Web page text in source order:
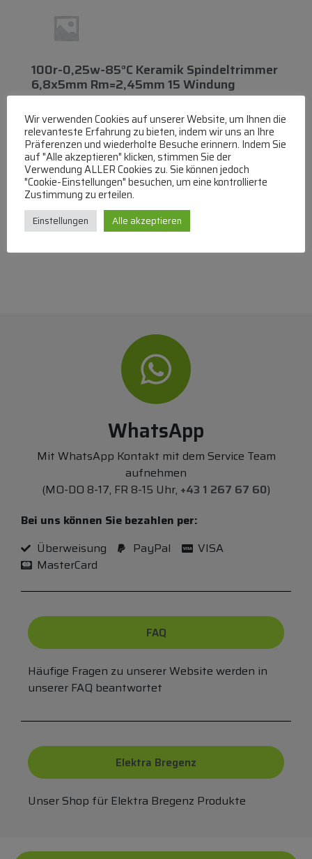
100r-0,25w-85°c Keramik Spindeltrimmer
6,8x5mm Rm=2,45mm 15 Windung
lieferbar innerhalb von 3 Tagen
€6,94
Zum Produkt
WhatsApp
Mit WhatsApp Kontakt mit dem Service Team
aufnehmen
(MO-DO 8-17, FR 8-15 Uhr, +43 1 267 67 60)
Bei uns können Sie bezahlen per:
Überweisung
PayPal
VISA
MasterCard
FAQ
Häufige Fragen zu unserer Website werden in
unserer FAQ beantwortet
Elektra Bregenz
Unser Shop für Elektra Bregenz Produkte
Wir verwenden Cookies auf unserer Website, um Ihnen die
relevanteste Erfahrung zu bieten, indem wir uns an Ihre
Präferenzen und wiederholte Besuche erinnern. Indem Sie
auf "Alle akzeptieren" klicken, stimmen Sie der
Verwendung ALLER Cookies zu. Sie können jedoch
"Cookie-Einstellungen" besuchen, um eine kontrollierte
Zustimmung zu erteilen.
Einstellungen Alle akzeptieren